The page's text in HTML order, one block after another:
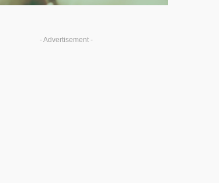
- Advertisement -